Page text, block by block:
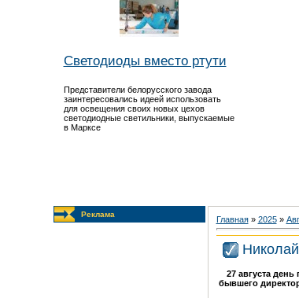
Светодиоды вместо ртути
Представители белорусского завода
заинтересовались идеей использовать
для освещения своих новых цехов
светодиодные светильники, выпускаемые
в Марксе
Реклама
Главная» 2025 »
27 августа
бывшего